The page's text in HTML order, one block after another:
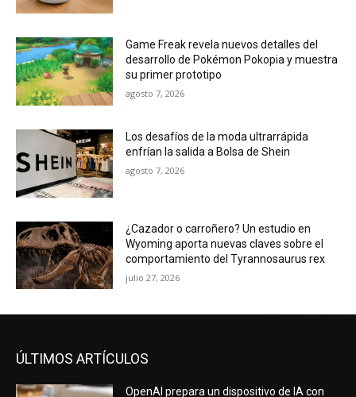
Game Freak revela nuevos detalles del
desarrollo de Pokémon Pokopia y muestra
su primer prototipo
agosto 7, 2026
Los desafíos de la moda ultrarrápida
enfrían la salida a Bolsa de Shein
agosto 7, 2026
¿Cazador o carroñero? Un estudio en
Wyoming aporta nuevas claves sobre el
comportamiento del Tyrannosaurus rex
julio 27, 2026
ÚLTIMOS ARTÍCULOS
OpenAI prepara un dispositivo de IA con